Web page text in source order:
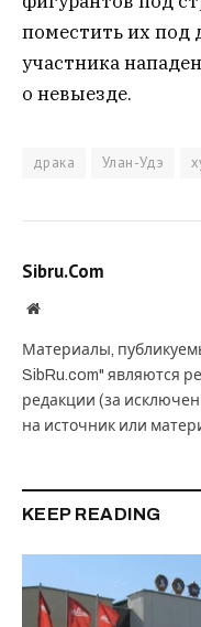
поместить их под
участника
о невыезде.
драка Улан-Удэ
Sibru.Com
Website
Материалы,
SibRu.com" являются
редакции (за
на источник или
KEEP READING